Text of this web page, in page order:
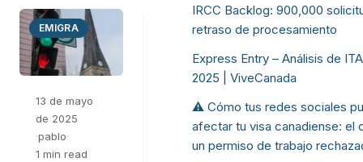
EMIGRA
13 de mayo
de 2025
·pablo·
1 min read
IRCC Backlog: 900,000
retraso de procesamiento
Express Entry – Análisis de
2025 | ViveCanada
⚠️ Cómo tus redes sociales
afectar tu visa canadiense: el
un permiso de trabajo